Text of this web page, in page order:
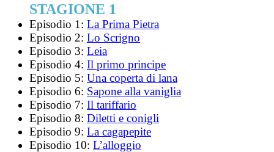
STAGIONE 1
Episodio 1: La Prima Pietra
Episodio 2: Lo Scrigno
Episodio 3: Leia
Episodio 4: Il primo principe
Episodio 5: Una coperta di lana
Episodio 6: Sapone alla vaniglia
Episodio 7: Il tariffario
Episodio 8: Diletti e conigli
Episodio 9: La cagapepite
Episodio 10: L’alloggio